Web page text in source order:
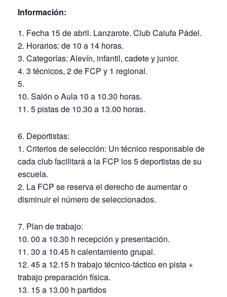
Información:
Fecha 15 de abril. Lanzarote. Club Calufa Pádel.
Horarios: de 10 a 14 horas.
Categorías: Alevín, infantil, cadete y junior.
3 técnicos, 2 de FCP y 1 regional.
Salón o Aula 10 a 10.30 horas.
5 pistas de 10.30 a 13.00 horas.
Deportistas:
Criterios de selección: Un técnico responsable de
cada club facilitará a la FCP los 5 deportistas de su
escuela.
La FCP se reserva el derecho de aumentar o
disminuir el número de seleccionados.
Plan de trabajo:
00 a 10.30 h recepción y presentación.
30 a 10.45 h calentamiento grupal.
45 a 12.15 h trabajo técnico-táctico en pista +
trabajo preparación física.
15 a 13.00 h partidos